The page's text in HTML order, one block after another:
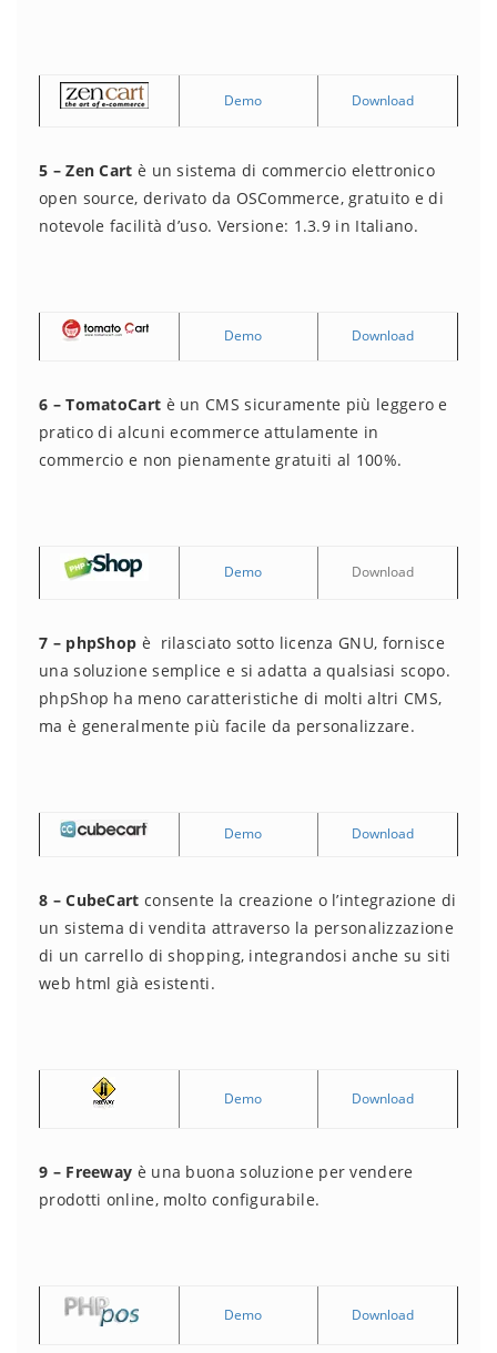
Demo Download
5 – Zen Cart è un sistema di commercio elettronico
open source, derivato da OSCommerce, gratuito e di
notevole facilità d’uso. Versione: 1.3.9 in Italiano.
Demo Download
6 – TomatoCart è un CMS sicuramente più leggero e
pratico di alcuni ecommerce attulamente in
commercio e non pienamente gratuiti al 100%.
Demo Download
7 – phpShop è rilasciato sotto licenza GNU, fornisce
una soluzione semplice e si adatta a qualsiasi scopo.
phpShop ha meno caratteristiche di molti altri CMS,
ma è generalmente più facile da personalizzare.
Demo Download
8 – CubeCart consente la creazione o l’integrazione di
un sistema di vendita attraverso la personalizzazione
di un carrello di shopping, integrandosi anche su siti
web html già esistenti.
Demo Download
9 – Freeway è una buona soluzione per vendere
prodotti online, molto configurabile.
Demo Download